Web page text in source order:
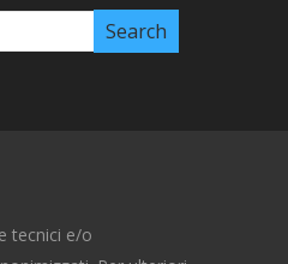
tecnici e/o